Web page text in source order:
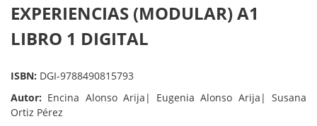
EXPERIENCIAS (MODULAR) A1
LIBRO 1 DIGITAL
ISBN: DGI-9788490815793
Autor: Encina Alonso Arija| Eugenia Alonso Arija| Susana
Ortiz Pérez